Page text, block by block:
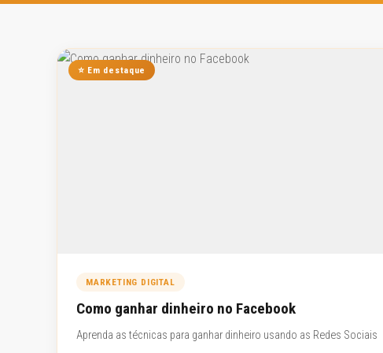
⭐ Em destaque
MARKETING DIGITAL
Como ganhar dinheiro no Facebook
Aprenda as técnicas para ganhar dinheiro usando as Redes Sociais